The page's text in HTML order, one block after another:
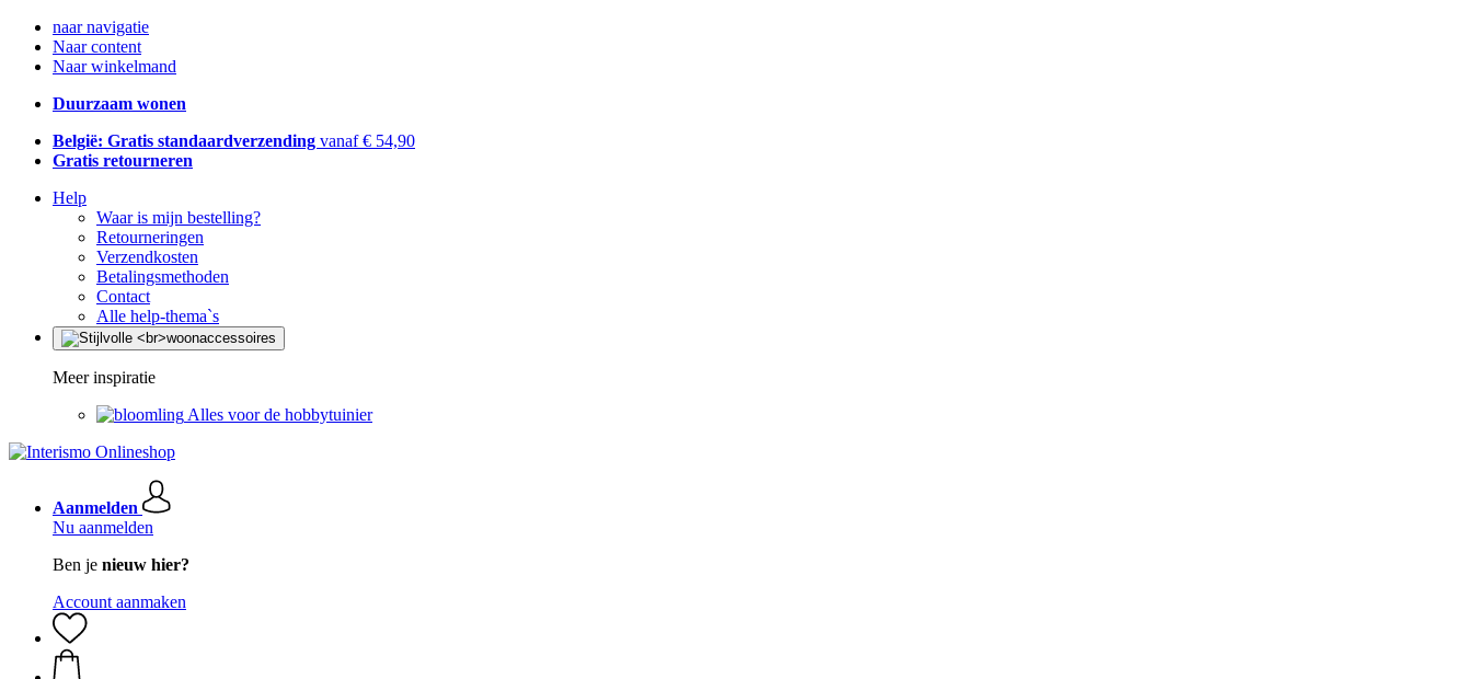
naar navigatie
Naar content
Naar winkelmand
Duurzaam wonen
België: Gratis standaardverzending vanaf € 54,90
Gratis retourneren
Help
Waar is mijn bestelling?
Retourneringen
Verzendkosten
Betalingsmethoden
Contact
Alle help-thema`s
Meer inspiratie
Alles voor de hobbytuinier
Aanmelden
Nu aanmelden
Ben je nieuw hier?
Account aanmaken